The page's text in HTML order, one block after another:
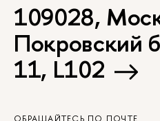
109028,
Покровский
11, L102
ОБРАЩАЙТЕСЬ ПО ПОЧТЕ